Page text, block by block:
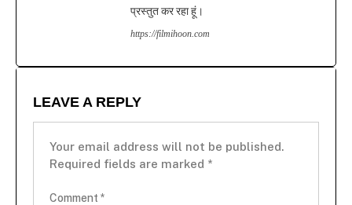
प्रस्तुत कर रहा हूं।
https://filmihoon.com
LEAVE A REPLY
Your email address will not be published.
Required fields are marked *
Comment *